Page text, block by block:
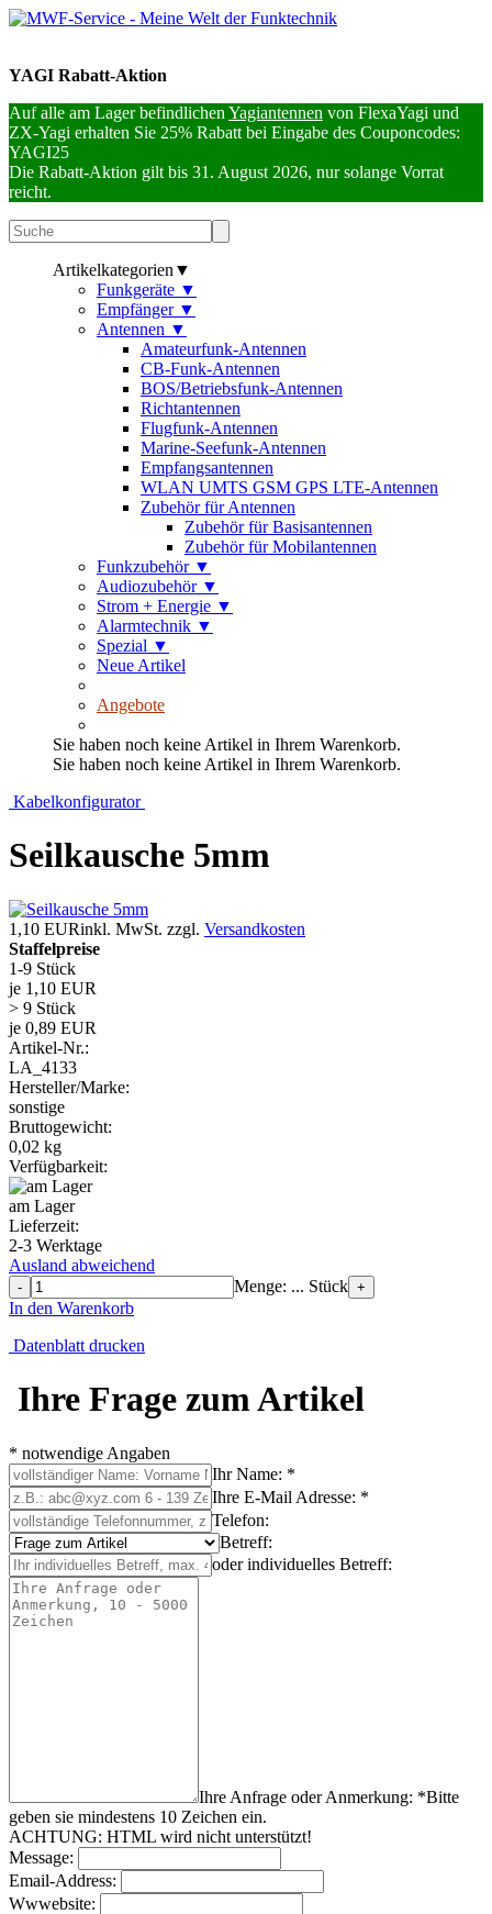
YAGI Rabatt-Aktion
Auf alle am Lager befindlichen Yagiantennen von FlexaYagi und
ZX-Yagi erhalten Sie 25% Rabatt bei Eingabe des Couponcodes:
YAGI25
Die Rabatt-Aktion gilt bis 31. August 2026, nur solange Vorrat
reicht.
Artikelkategorien ▼
Funkgeräte ▼
Empfänger ▼
Antennen ▼
Amateurfunk-Antennen
CB-Funk-Antennen
BOS/Betriebsfunk-Antennen
Richtantennen
Flugfunk-Antennen
Marine-Seefunk-Antennen
Empfangsantennen
WLAN UMTS GSM GPS LTE-Antennen
Zubehör für Antennen
Zubehör für Basisantennen
Zubehör für Mobilantennen
Funkzubehör ▼
Audiozubehör ▼
Strom + Energie ▼
Alarmtechnik ▼
Spezial ▼
Neue Artikel
Angebote
Sie haben noch keine Artikel in Ihrem Warenkorb.
Sie haben noch keine Artikel in Ihrem Warenkorb.
Kabelkonfigurator
Seilkausche 5mm
1,10 EURinkl. MwSt. zzgl. Versandkosten
Staffelpreise
1-9 Stück
je 1,10 EUR
> 9 Stück
je 0,89 EUR
Artikel-Nr.:
LA_4133
Hersteller/Marke:
sonstige
Bruttogewicht:
0,02 kg
Verfügbarkeit:
am Lager
Lieferzeit:
2-3 Werktage
Ausland abweichend
- Menge: ... Stück +
In den Warenkorb
Datenblatt drucken
Ihre Frage zum Artikel
* notwendige Angaben
Ihr Name: *
Ihre E-Mail Adresse: *
Telefon:
Betreff:
oder individuelles Betreff:
Ihre Anfrage oder Anmerkung: *Bitte
geben sie mindestens 10 Zeichen ein.
ACHTUNG: HTML wird nicht unterstützt!
Message:
Email-Address:
Wwwebsite: